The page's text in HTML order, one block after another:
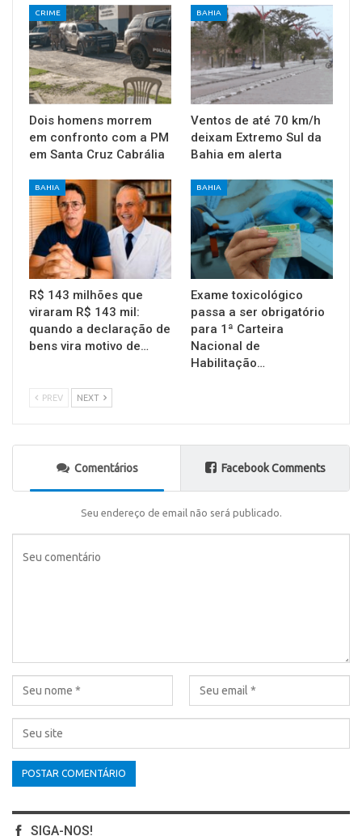
CRIME
Dois homens morrem
em confronto com a PM
em Santa Cruz Cabrália
BAHIA
Ventos de até 70 km/h
deixam Extremo Sul da
Bahia em alerta
BAHIA
R$ 143 milhões que
viraram R$ 143 mil:
quando a declaração de
bens vira motivo de…
BAHIA
Exame toxicológico
passa a ser obrigatório
para 1ª Carteira
Nacional de
Habilitação…
PREV NEXT
Comentários Facebook Comments
Seu endereço de email não será publicado.
SIGA-NOS!